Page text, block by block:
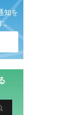
知を